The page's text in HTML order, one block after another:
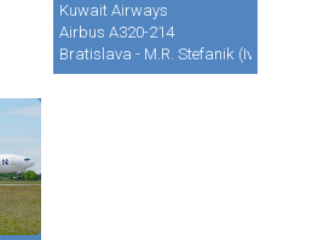
Kuwait Airways
Airbus A320-214
Bratislava - M.R. Stefanik (Ivanka)